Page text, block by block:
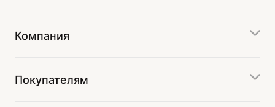
Компания
Покупателям